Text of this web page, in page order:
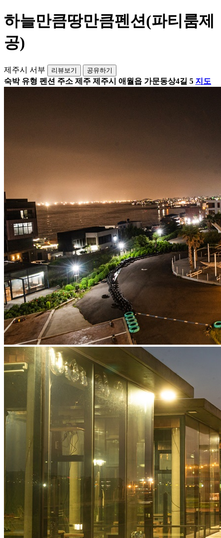
하늘만큼땅만큼펜션(파티룸제
공)
제주시 서부 리뷰보기 공유하기
숙박 유형 펜션 주소 제주 제주시 애월읍 가문동상4길 5 지도